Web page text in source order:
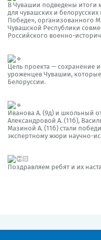
В Чувашии подведены итоги
для чувашских и
Победе», организованного
Чувашской Республики
Российского военно-
Цель проекта — сохранение
уроженцев Чувашии,
Белоруссии.
Иванова А. (9д) и школьный
Александровой А. (11б),
Мазиной А. (11б) стали
экспертному жюри научно-
Поздравляем ребят и их